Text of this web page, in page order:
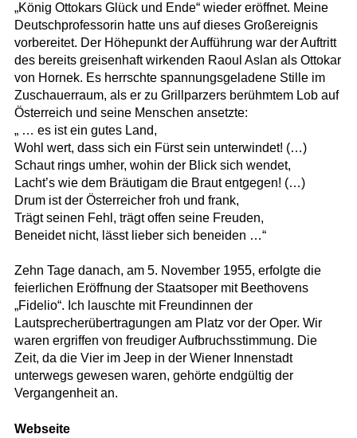
„König Ottokars Glück und Ende“ wieder eröffnet. Meine
Deutschprofessorin hatte uns auf dieses Großereignis
vorbereitet. Der Höhepunkt der Aufführung war der Auftritt
des bereits greisenhaft wirkenden Raoul Aslan als Ottokar
von Hornek. Es herrschte spannungsgeladene Stille im
Zuschauerraum, als er zu Grillparzers berühmtem Lob auf
Österreich und seine Menschen ansetzte:
„ … es ist ein gutes Land,
Wohl wert, dass sich ein Fürst sein unterwindet! (…)
Schaut rings umher, wohin der Blick sich wendet,
Lacht’s wie dem Bräutigam die Braut entgegen! (…)
Drum ist der Österreicher froh und frank,
Trägt seinen Fehl, trägt offen seine Freuden,
Beneidet nicht, lässt lieber sich beneiden …“
Zehn Tage danach, am 5. November 1955, erfolgte die
feierlichen Eröffnung der Staatsoper mit Beethovens
„Fidelio“. Ich lauschte mit Freundinnen der
Lautsprecherübertragungen am Platz vor der Oper. Wir
waren ergriffen von freudiger Aufbruchsstimmung. Die
Zeit, da die Vier im Jeep in der Wiener Innenstadt
unterwegs gewesen waren, gehörte endgültig der
Vergangenheit an.
Webseite